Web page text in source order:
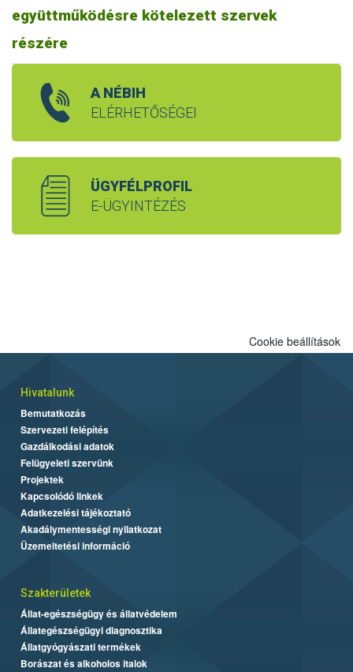
együttműködésre kötelezett szervek
részére
A NÉBIH
ELÉRHETŐSÉGEI
ÜGYFÉLPROFIL
E-ÜGYINTÉZÉS
Cookie beállítások
Hivatalunk
Bemutatkozás
Szervezeti felépítés
Gazdálkodási adatok
Felügyeleti szervünk
Projektek
Kapcsolódó linkek
Adatkezelési tájékoztató
Akadálymentességi nyilatkozat
Üzemeltetési információ
Szakterületek
Állat-egészségügy és állatvédelem
Állategészségügyi diagnosztika
Állatgyógyászati termékek
Borászat és alkoholos italok